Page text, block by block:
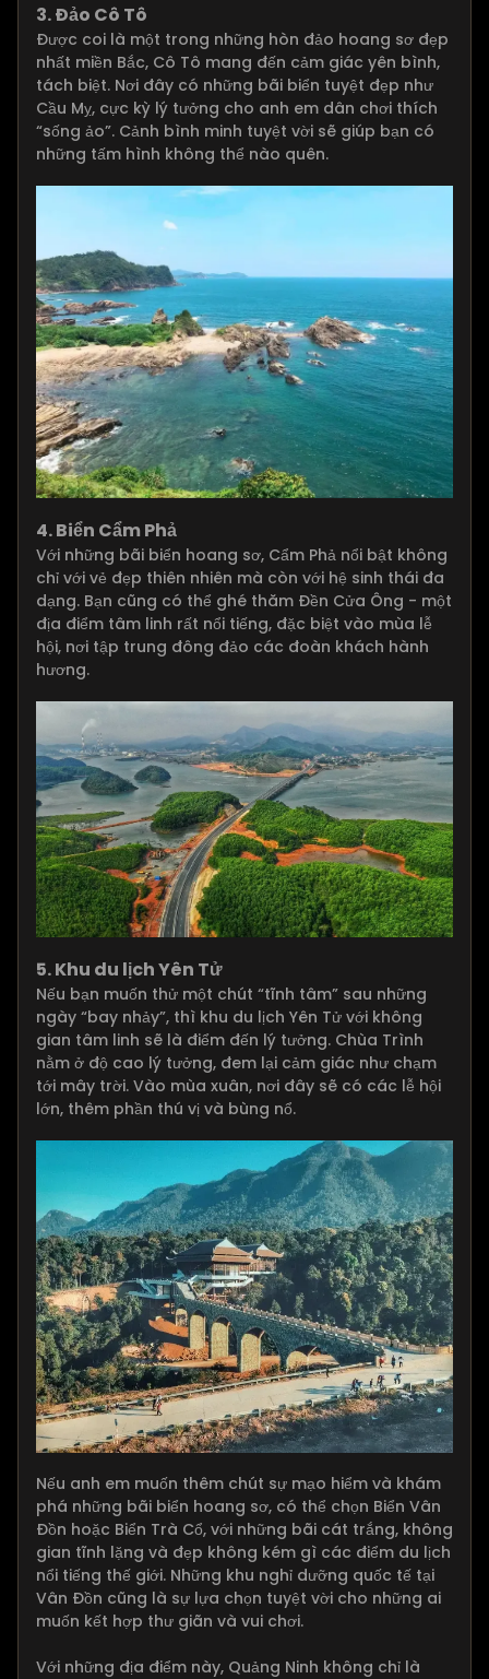
3. Đảo Cô Tô
Được coi là một trong những hòn đảo hoang sơ đẹp
nhất miền Bắc, Cô Tô mang đến cảm giác yên bình,
tách biệt. Nơi đây có những bãi biển tuyệt đẹp như
Cầu Mỵ, cực kỳ lý tưởng cho anh em dân chơi thích
“sống ảo”. Cảnh bình minh tuyệt vời sẽ giúp bạn có
những tấm hình không thể nào quên.
4. Biển Cẩm Phả
Với những bãi biển hoang sơ, Cẩm Phả nổi bật không
chỉ với vẻ đẹp thiên nhiên mà còn với hệ sinh thái đa
dạng. Bạn cũng có thể ghé thăm Đền Cửa Ông - một
địa điểm tâm linh rất nổi tiếng, đặc biệt vào mùa lễ
hội, nơi tập trung đông đảo các đoàn khách hành
hương.
5. Khu du lịch Yên Tử
Nếu bạn muốn thử một chút “tĩnh tâm” sau những
ngày “bay nhảy”, thì khu du lịch Yên Tử với không
gian tâm linh sẽ là điểm đến lý tưởng. Chùa Trình
nằm ở độ cao lý tưởng, đem lại cảm giác như chạm
tới mây trời. Vào mùa xuân, nơi đây sẽ có các lễ hội
lớn, thêm phần thú vị và bùng nổ.
Nếu anh em muốn thêm chút sự mạo hiểm và khám
phá những bãi biển hoang sơ, có thể chọn Biển Vân
Đồn hoặc Biển Trà Cổ, với những bãi cát trắng, không
gian tĩnh lặng và đẹp không kém gì các điểm du lịch
nổi tiếng thế giới. Những khu nghỉ dưỡng quốc tế tại
Vân Đồn cũng là sự lựa chọn tuyệt vời cho những ai
muốn kết hợp thư giãn và vui chơi.
Với những địa điểm này, Quảng Ninh không chỉ là